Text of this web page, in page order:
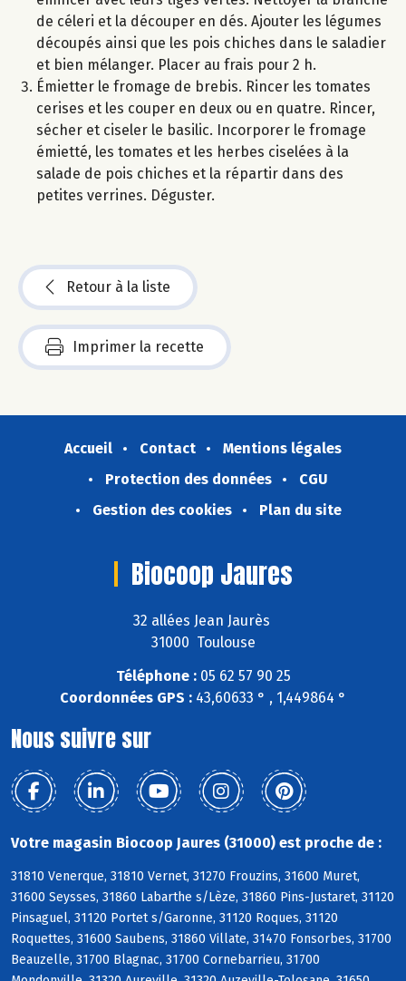
de céleri et la découper en dés. Ajouter les légumes
découpés ainsi que les pois chiches dans le saladier
et bien mélanger. Placer au frais pour 2 h.
Émietter le fromage de brebis. Rincer les tomates
cerises et les couper en deux ou en quatre. Rincer,
sécher et ciseler le basilic. Incorporer le fromage
émietté, les tomates et les herbes ciselées à la
salade de pois chiches et la répartir dans des
petites verrines. Déguster.
Retour à la liste
Imprimer la recette
Accueil Contact
Mentions légales
Protection des données
CGU
Gestion des cookies
Plan du site
Biocoop Jaures
32 allées Jean Jaurès
31000 Toulouse
Téléphone :05 62 57 90 25
Coordonnées GPS : 43,60633 ° , 1,449864 °
Nous suivre sur
Votre magasin Biocoop Jaures (31000) est proche de :
31810 Venerque, 31810 Vernet, 31270 Frouzins, 31600 Muret,
31600 Seysses, 31860 Labarthe s/Lèze, 31860 Pins-Justaret, 31120
Pinsaguel, 31120 Portet s/Garonne, 31120 Roques, 31120
Roquettes, 31600 Saubens, 31860 Villate, 31470 Fonsorbes, 31700
Beauzelle, 31700 Blagnac, 31700 Cornebarrieu, 31700